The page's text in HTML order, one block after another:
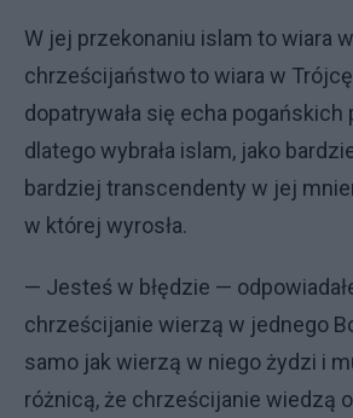
W jej przekonaniu islam to wiara
chrześcijaństwo to wiara w
dopatrywała się echa pogańskich
dlatego wybrała islam, jako
bardziej transcendenty w jej
w której wyrosła.
— Jesteś w błędzie —
chrześcijanie wierzą w jednego
samo jak wierzą w niego żydzi i
różnicą, że chrześcijanie wiedzą